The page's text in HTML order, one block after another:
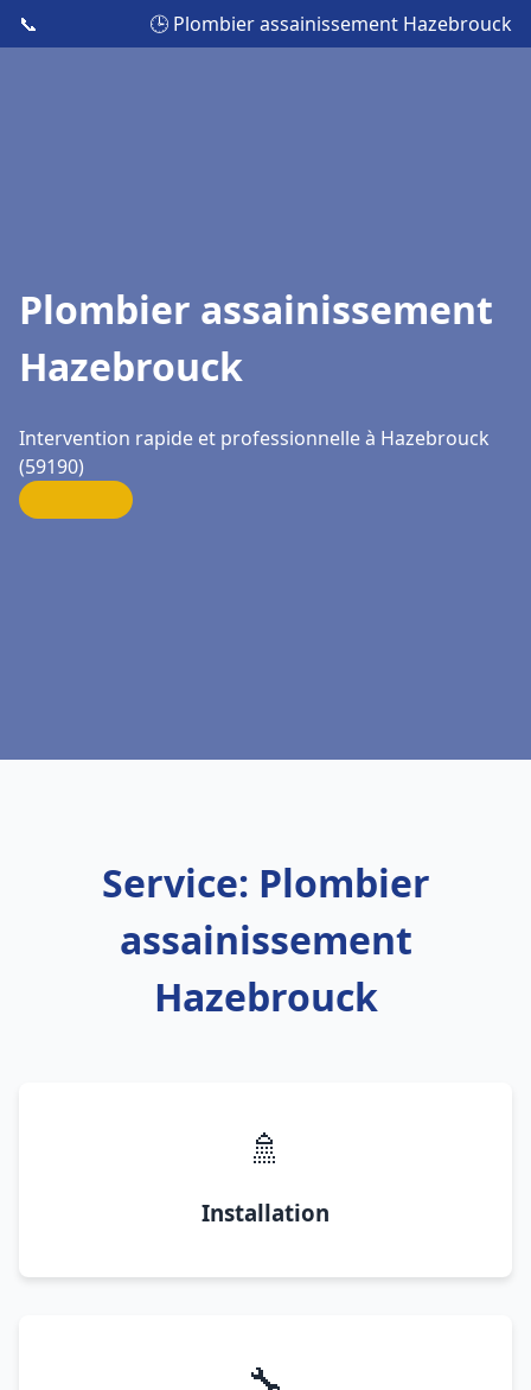
📞 🕒 Plombier assainissement Hazebrouck
Plombier assainissement
Hazebrouck
Intervention rapide et professionnelle à Hazebrouck
(59190)
Service: Plombier
assainissement
Hazebrouck
🚿
Installation